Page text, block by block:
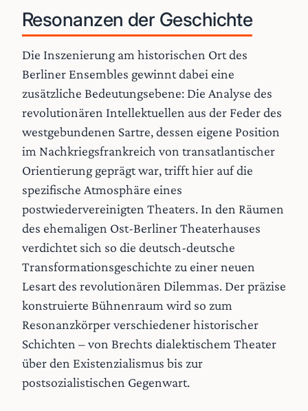
Resonanzen der Geschichte
Die Inszenierung am historischen Ort des
Berliner Ensembles gewinnt dabei eine
zusätzliche Bedeutungsebene: Die Analyse des
revolutionären Intellektuellen aus der Feder des
westgebundenen Sartre, dessen eigene Position
im Nachkriegsfrankreich von transatlantischer
Orientierung geprägt war, trifft hier auf die
spezifische Atmosphäre eines
postwiedervereinigten Theaters. In den Räumen
des ehemaligen Ost-Berliner Theaterhauses
verdichtet sich so die deutsch-deutsche
Transformationsgeschichte zu einer neuen
Lesart des revolutionären Dilemmas. Der präzise
konstruierte Bühnenraum wird so zum
Resonanzkörper verschiedener historischer
Schichten – von Brechts dialektischem Theater
über den Existenzialismus bis zur
postsozialistischen Gegenwart.